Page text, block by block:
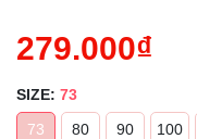
279.000₫
SIZE: 73
73
80 90 100